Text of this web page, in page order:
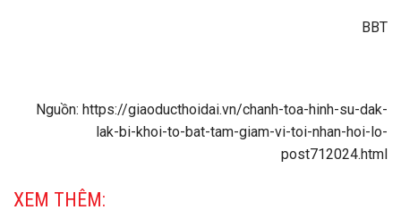
BBT
Nguồn: https://giaoducthoidai.vn/chanh-toa-hinh-su-dak-
lak-bi-khoi-to-bat-tam-giam-vi-toi-nhan-hoi-lo-
post712024.html
XEM THÊM: